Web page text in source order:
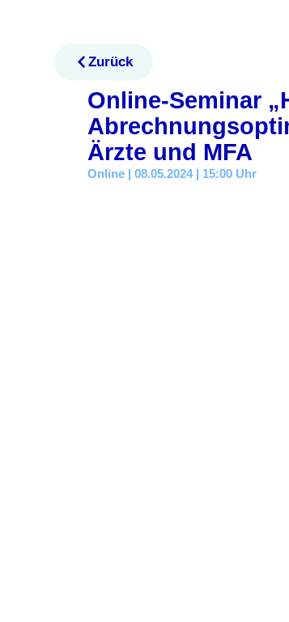
Zurück
Online-Seminar
Ärzte und MFA
Online | 08.05.2024 | 15:00 Uhr